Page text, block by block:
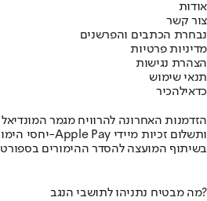
אודות
צור קשר
נבחרת הכתבים והפרשנים
מדיניות פרטיות
הצהרת נגישות
תנאי שימוש
כדאילהכיר
הזדמנות האחרונה להרוויח מגמר המונדיאל
יחסי הימור משופרים, הפקדות ב-Apple Pay ותשלום זכיות מיידי
בשיתוף המועצה להסדר ההימורים בספורט
מה מבטיח נתניהו לתושבי הנגב?